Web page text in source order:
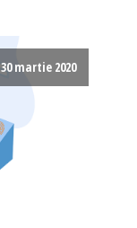
30 martie 2020